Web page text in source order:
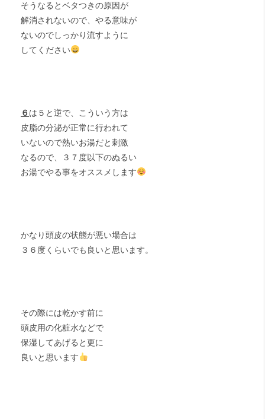
そうなるとベタつきの原因が
解消されないので、やる意味が
ないのでしっかり流すように
してください
６ は５と逆で、こういう方は
皮脂の分泌が正常に行われて
いないので熱いお湯だと刺激
なるので、３７度以下のぬるい
お湯でやる事をオススメします
かなり頭皮の状態が悪い場合は
３６度くらいでも良いと思います。
その際には乾かす前に
頭皮用の化粧水などで
保湿してあげると更に
良いと思います